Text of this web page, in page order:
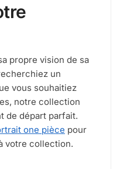
propre vision de sa
un
vous souhaitiez
notre collection
de départ parfait.
one pièce pour
votre collection.